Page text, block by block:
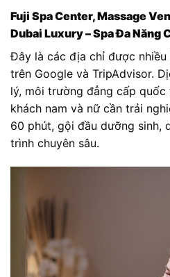
Fuji Spa Center, Massage
Dubai Luxury – Spa Đa Năng
Đây là các địa chỉ được nhiều
trên Google và TripAdvisor.
lý, môi trường đẳng cấp quốc
khách nam và nữ cần trải
60 phút, gội đầu dưỡng sinh,
trình chuyên sâu.